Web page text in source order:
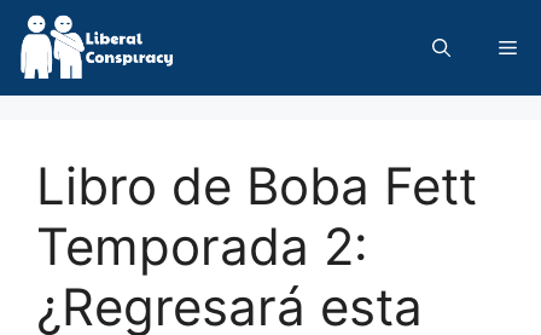
Skip
content
Libro de Boba Fett
Temporada 2:
¿Regresará esta